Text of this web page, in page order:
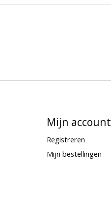
Mijn account
Registreren
Mijn bestellingen